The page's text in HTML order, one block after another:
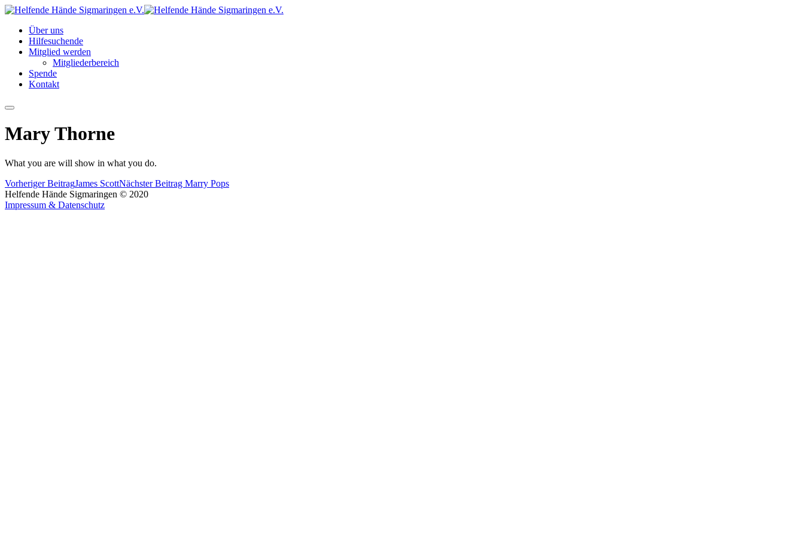
Über uns
Hilfesuchende
Mitglied werden
Mitgliederbereich
Spende
Kontakt
Hauptmenü
Mary Thorne
What you are will show in what you do.
Vorheriger BeitragJames ScottNächster Beitrag Marry Pops
Helfende Hände Sigmaringen © 2020
Impressum & Datenschutz